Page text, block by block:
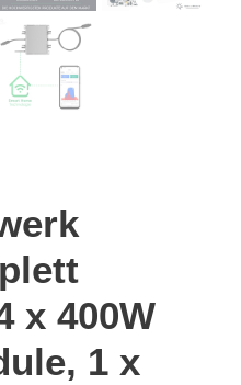
x 400W
1 x